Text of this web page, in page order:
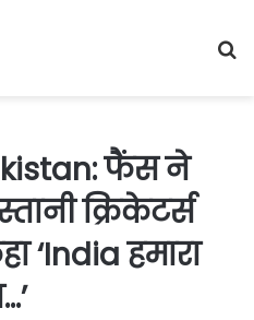
फैंस ने
क्रिकेटर्स
‘India हमारा